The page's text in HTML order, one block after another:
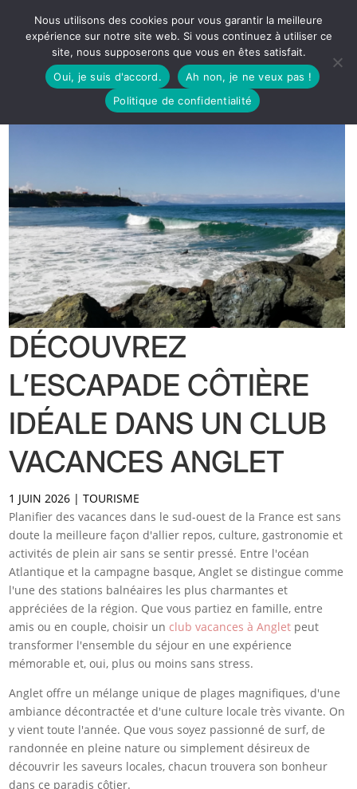
DÉCOUVREZ
L’ESCAPADE CÔTIÈRE
IDÉALE DANS UN CLUB
VACANCES ANGLET
1 JUIN 2026 |TOURISME
Planifier des vacances dans le sud-ouest de la France est sans
doute la meilleure façon d'allier repos, culture, gastronomie et
activités de plein air sans se sentir pressé. Entre l'océan
Atlantique et la campagne basque, Anglet se distingue comme
l'une des stations balnéaires les plus charmantes et
appréciées de la région. Que vous partiez en famille, entre
amis ou en couple, choisir un club vacances à Anglet peut
transformer l'ensemble du séjour en une expérience
mémorable et, oui, plus ou moins sans stress.
Anglet offre un mélange unique de plages magnifiques, d'une
ambiance décontractée et d'une culture locale très vivante. On
y vient toute l'année. Que vous soyez passionné de surf, de
randonnée en pleine nature ou simplement désireux de
découvrir les saveurs locales, chacun trouvera son bonheur
dans ce paradis côtier.
Nous utilisons des cookies pour vous garantir la meilleure
expérience sur notre site web. Si vous continuez à utiliser ce
site, nous supposerons que vous en êtes satisfait.
Oui, je suis d'accord.
Ah non, je ne veux pas !
Politique de confidentialité